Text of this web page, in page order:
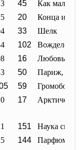
45
Как малые
20
Конца и
33
Шелк
102
Вожделение
16
Любовь со
50
Париж, я
59
Громобой
17
151
Наука сна
144 Парфюмер